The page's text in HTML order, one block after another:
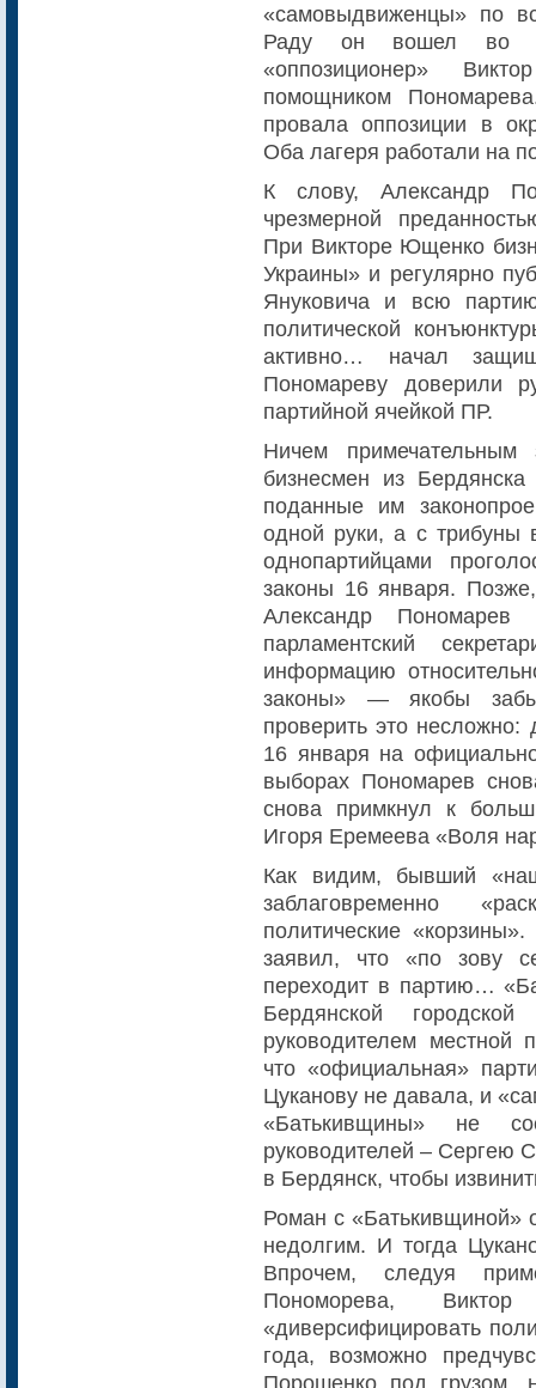
«самовыдвиженцы» по
Раду он вошел во
«оппозиционер»
помощником
провала оппозиции в
Оба лагеря работали на
К слову, Александр
чрезмерной
При Викторе Ющенко
Украины» и регулярно
Януковича и всю
политической
активно… начал
Пономареву доверили
партийной ячейкой ПР.
Ничем
бизнесмен из
поданные им
одной руки, а с трибуны
однопартийцами
законы 16 января.
Александр
парламентский
информацию
законы» — якобы
проверить это несложно:
16 января на
выборах Пономарев
снова примкнул к
Игоря Еремеева «Воля
Как видим, бывший
заблаговременно
политические
заявил, что «по зову
переходит в партию…
Бердянской
руководителем местной
что «официальная»
Цуканову не давала, и
«Батькивщины» не
руководителей – Сергею
в Бердянск, чтобы
Роман с «Батькивщиной»
недолгим. И тогда
Впрочем, следуя
Пономорева,
«диверсифицировать
года, возможно
Порошенко под грузом,